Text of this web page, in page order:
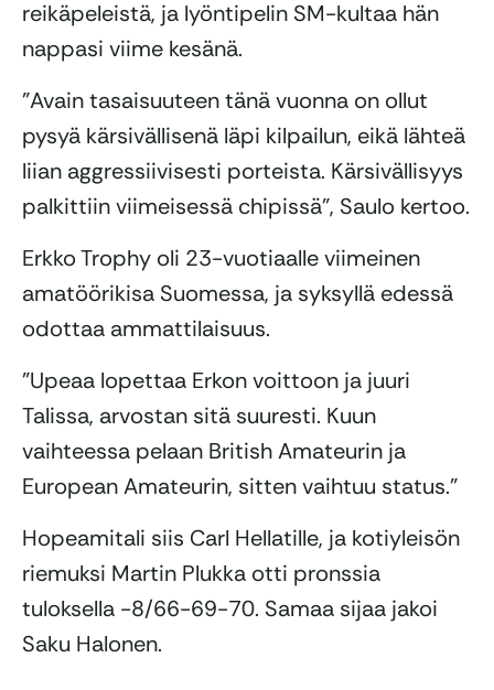
reikäpeleistä, ja lyöntipelin SM-kultaa hän
nappasi viime kesänä.
”Avain tasaisuuteen tänä vuonna on ollut
pysyä kärsivällisenä läpi kilpailun, eikä lähteä
liian aggressiivisesti porteista. Kärsivällisyys
palkittiin viimeisessä chipissä”, Saulo kertoo.
Erkko Trophy oli 23-vuotiaalle viimeinen
amatöörikisa Suomessa, ja syksyllä edessä
odottaa ammattilaisuus.
”Upeaa lopettaa Erkon voittoon ja juuri
Talissa, arvostan sitä suuresti. Kuun
vaihteessa pelaan British Amateurin ja
European Amateurin, sitten vaihtuu status.”
Hopeamitali siis Carl Hellatille, ja kotiyleisön
riemuksi Martin Plukka otti pronssia
tuloksella -8/66-69-70. Samaa sijaa jakoi
Saku Halonen.